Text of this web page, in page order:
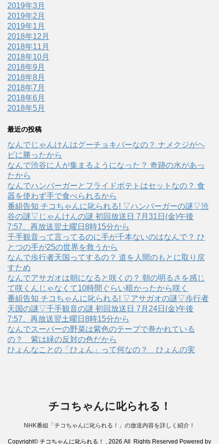
2019年3月
2019年2月
2019年1月
2018年12月
2018年11月
2018年10月
2018年9月
2018年8月
2018年7月
2018年6月
2018年5月
最近の投稿
なんでじゃんけんはグーチョキパーなの？ ナメクジがヘ
ビに勝ったから
なんで渋谷に人が集まるようになった？ 奇跡の水があっ
たから
なんでハンバーガーとフライドポテトはセットなの？ 食
器を使わず手で食べられるから
番組告知 チコちゃんに叱られる! ▽ハンバーガーの謎▽渋
谷の謎▽じゃんけんの謎 初回放送日 7月31日(金)午後
7:57、再放送翌土曜日8時15分から
千手観音って言ってるのに手が千本ないのはなんで？ ひ
とつの手が25の世界を救うから
なんで歩行者天国ってするの？ 道を人間のもとに取り戻
すため
なんでアサガオは朝になると咲くの？ 朝の明るさを感じ
て咲くんじゃなくて10時間ぐらい暗かったから咲く
番組告知 チコちゃんに叱られる! ▽アサガオの謎▽歩行者
天国の謎▽千手観音の謎 初回放送日 7月24日(金)午後
7:57、再放送翌土曜日8時15分から
なんでスーパーの野菜は紫色のテープで巻かれている
の？ 紫は緑の反対の色だから
ひょんなことの「ひょん」って何なの？ ひょんの実
チコちゃんに叱られる！
NHK番組「チコちゃんに叱られる！」の放送内容を詳しく紹介！
Copyright© チコちゃんに叱られる！ , 2026 All Rights Reserved Powered by